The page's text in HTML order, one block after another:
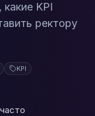
KPI
ректору
KPI